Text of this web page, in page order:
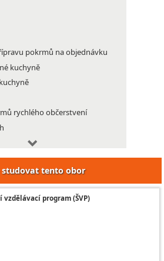
pokrmů na objednávku
kuchyně
rychlého občerstvení
restauračních moučníků
studovat tento obor
program (ŠVP)